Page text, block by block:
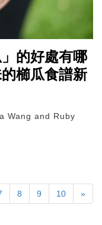
的好處有哪
櫛瓜食譜新
Wang and Ruby
8 9 10 »